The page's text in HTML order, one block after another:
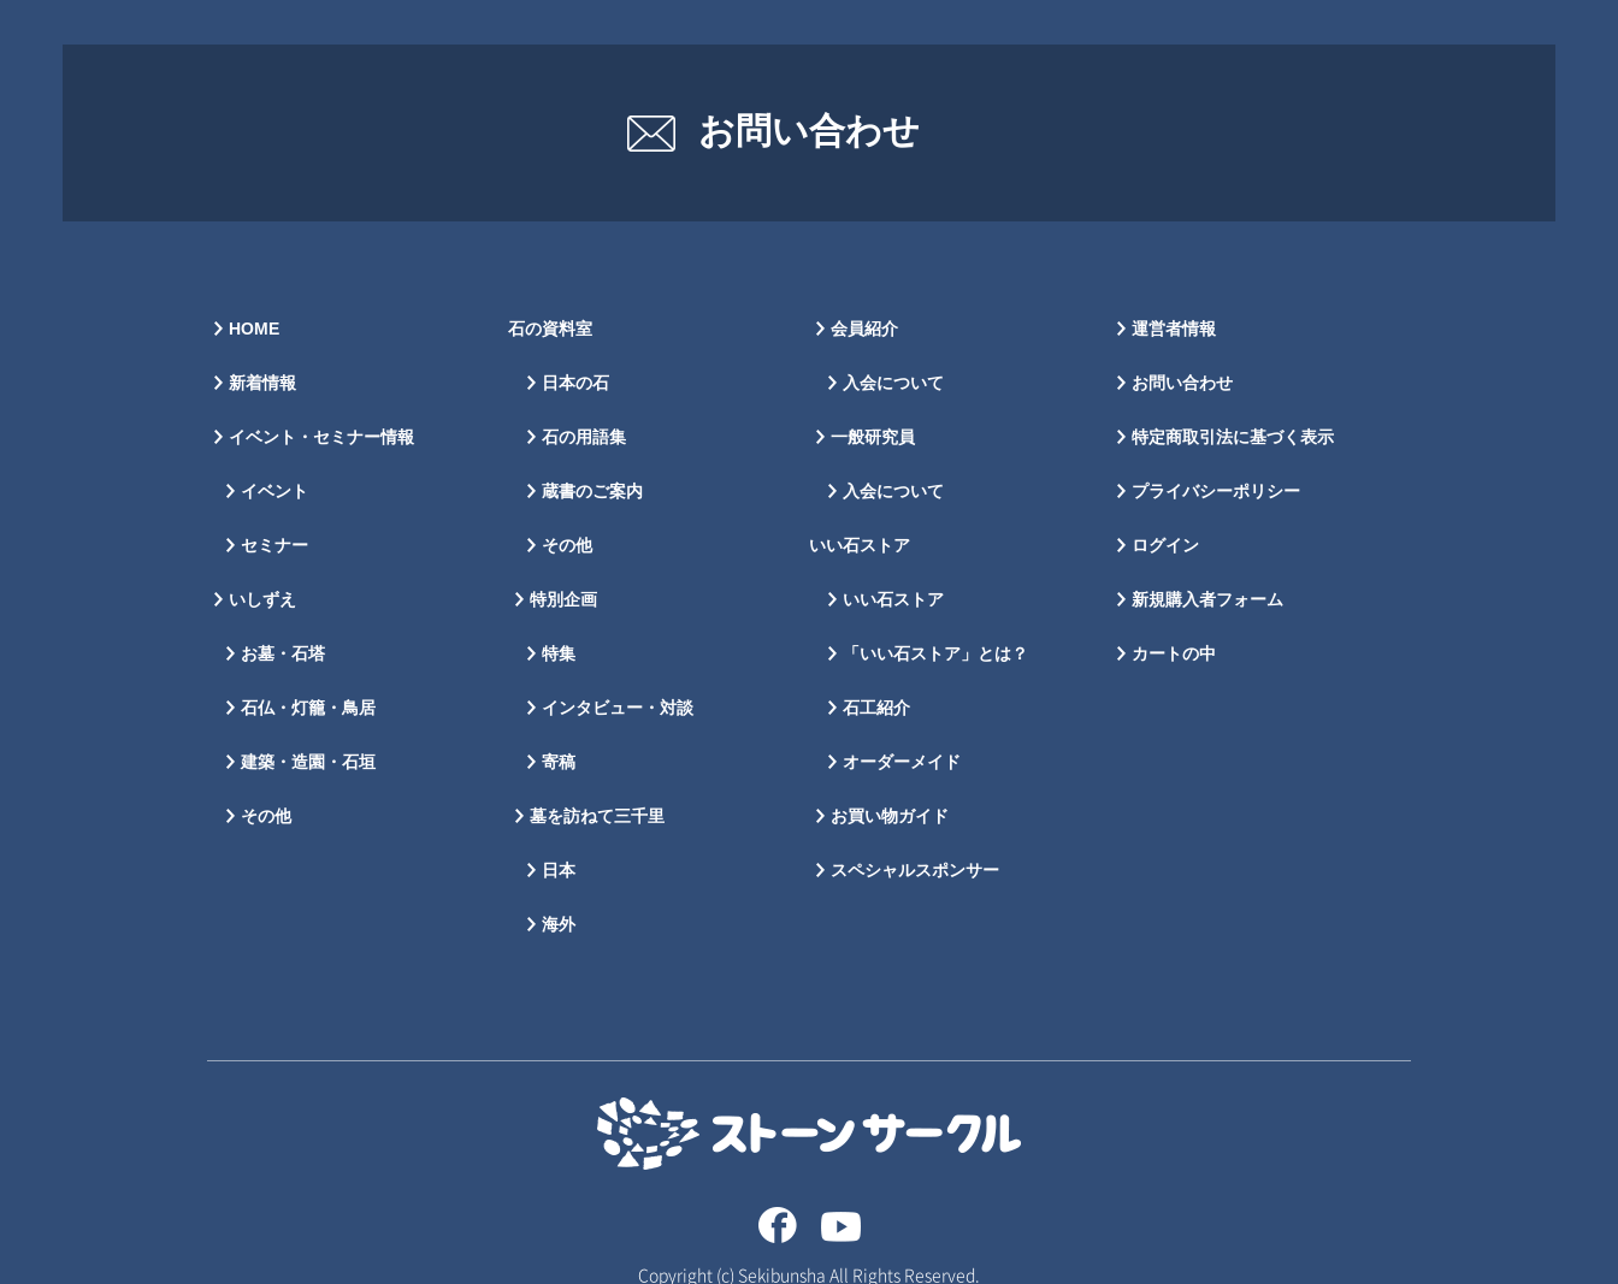
お問い合わせ
HOME
新着情報
イベント・セミナー情報
イベント
セミナー
いしずえ
お墓・石塔
石仏・灯籠・鳥居
建築・造園・石垣
その他
石の資料室
日本の石
石の用語集
蔵書のご案内
その他
特別企画
特集
インタビュー・対談
寄稿
墓を訪ねて三千里
日本
海外
会員紹介
入会について
一般研究員
入会について
いい石ストア
いい石ストア
「いい石ストア」とは？
石工紹介
オーダーメイド
お買い物ガイド
スペシャルスポンサー
運営者情報
お問い合わせ
特定商取引法に基づく表示
プライバシーポリシー
ログイン
新規購入者フォーム
カートの中
Copyright (c) Sekibunsha All Rights Reserved.